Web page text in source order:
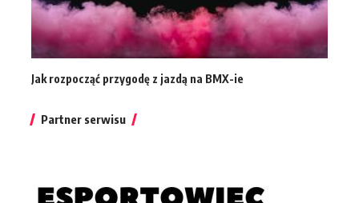
Jak rozpocząć przygodę z jazdą na BMX-ie
Partner serwisu